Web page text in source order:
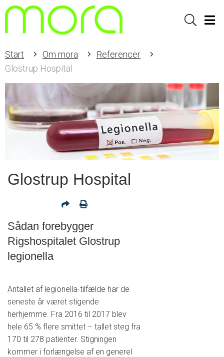
Sök
Start Om mora
Referencer
Glostrup Hospital
Glostrup Hospital
Sådan forebygger
Rigshospitalet Glostrup
legionella
Antallet af legionella-tilfælde har de
seneste år været stigende
herhjemme. Fra 2016 til 2017 blev
hele 65 % flere smittet – tallet steg fra
170 til 278 patienter. Stigningen
kommer i forlængelse af en generel